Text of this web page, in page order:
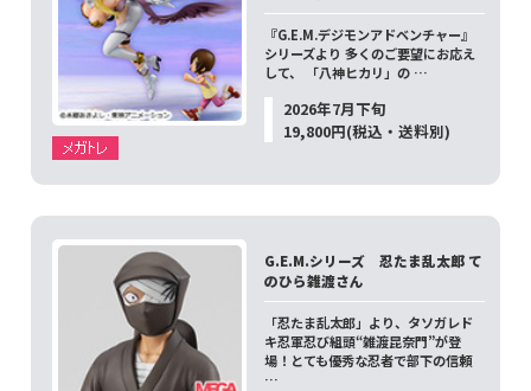
『G.E.M.デジモンアドベンチャー』
シリーズより 多くのご要望にお応え
して、 「八神ヒカリ」の …
2026年7月下旬
19,800円(税込・送料別)
G.E.M.シリーズ 忍たま乱太郎 て
のひら雑渡さん
「忍たま乱太郎」より、タソガレド
キ忍軍忍び組頭“雑渡昆奈門”が登
場！とても優秀な忍者で部下の信頼
…